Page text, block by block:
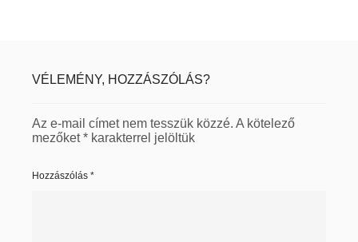
VÉLEMÉNY, HOZZÁSZÓLÁS?
Az e-mail címet nem tesszük közzé. A kötelező
mezőket* karakterrel jelöltük
Hozzászólás *